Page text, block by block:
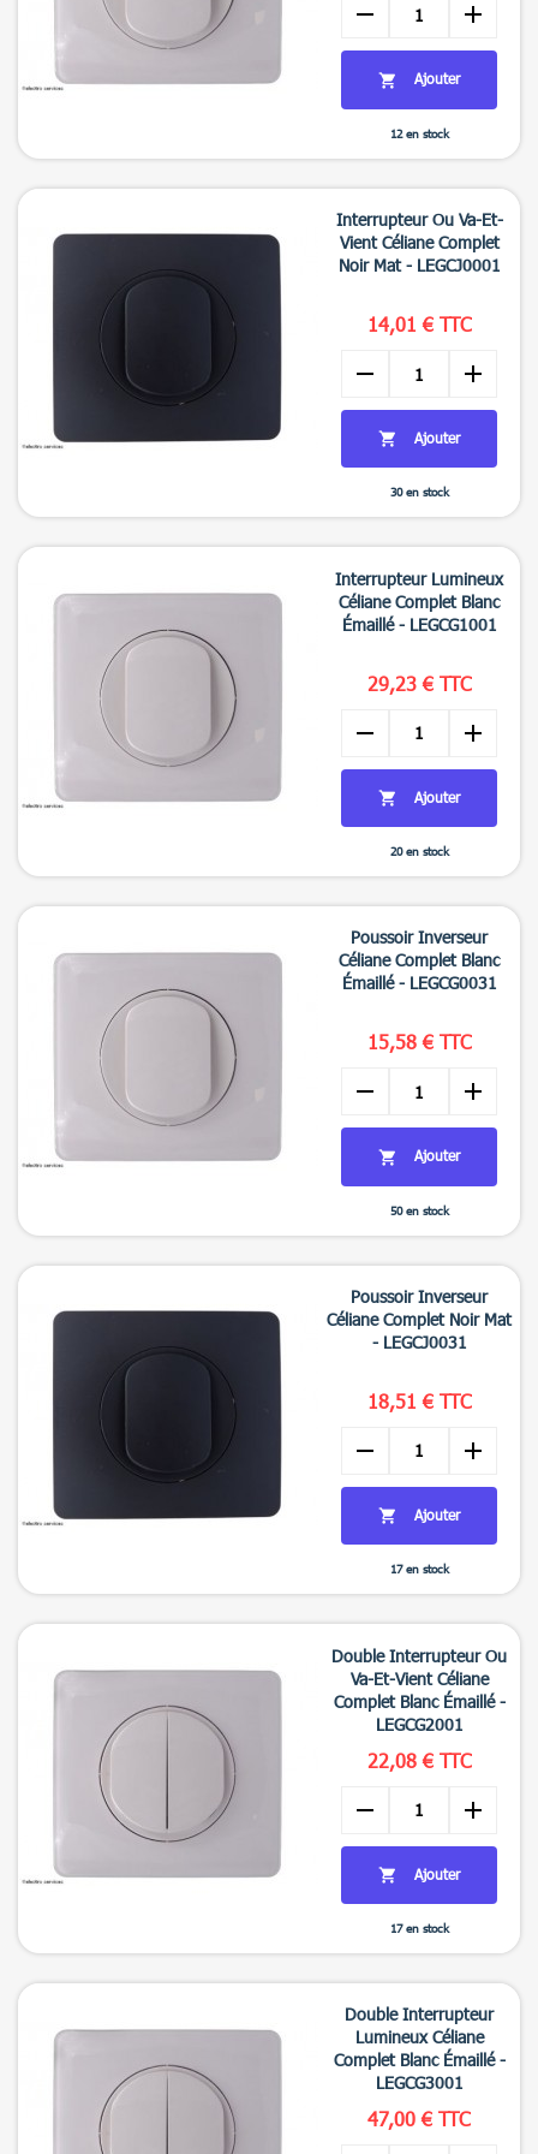

remove add
 Ajouter
12 en stock
Aperçu rapide
Interrupteur Ou Va-Et-
Vient Céliane Complet
Noir Mat - LEGCJ0001
14,01 € TTC
remove add
 Ajouter
30 en stock

Interrupteur Lumineux
Céliane Complet Blanc
Émaillé - LEGCG1001
29,23 € TTC
remove add
 Ajouter
20 en stock

Poussoir Inverseur
Céliane Complet Blanc
Émaillé - LEGCG0031
15,58 € TTC
remove add
 Ajouter
50 en stock
Aperçu rapide
Poussoir Inverseur
Céliane Complet Noir Mat
- LEGCJ0031
18,51 € TTC
remove add
 Ajouter
17 en stock

Double Interrupteur Ou
Va-Et-Vient Céliane
Complet Blanc Émaillé -
LEGCG2001
22,08 € TTC
remove add
 Ajouter
17 en stock
Double Interrupteur
Lumineux Céliane
Complet Blanc Émaillé -
LEGCG3001
47,00 € TTC